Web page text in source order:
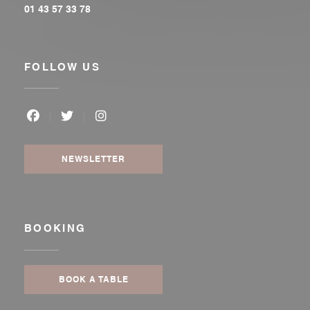
01 43 57 33 78
FOLLOW US
NEWSLETTER
BOOKING
BOOK A TABLE